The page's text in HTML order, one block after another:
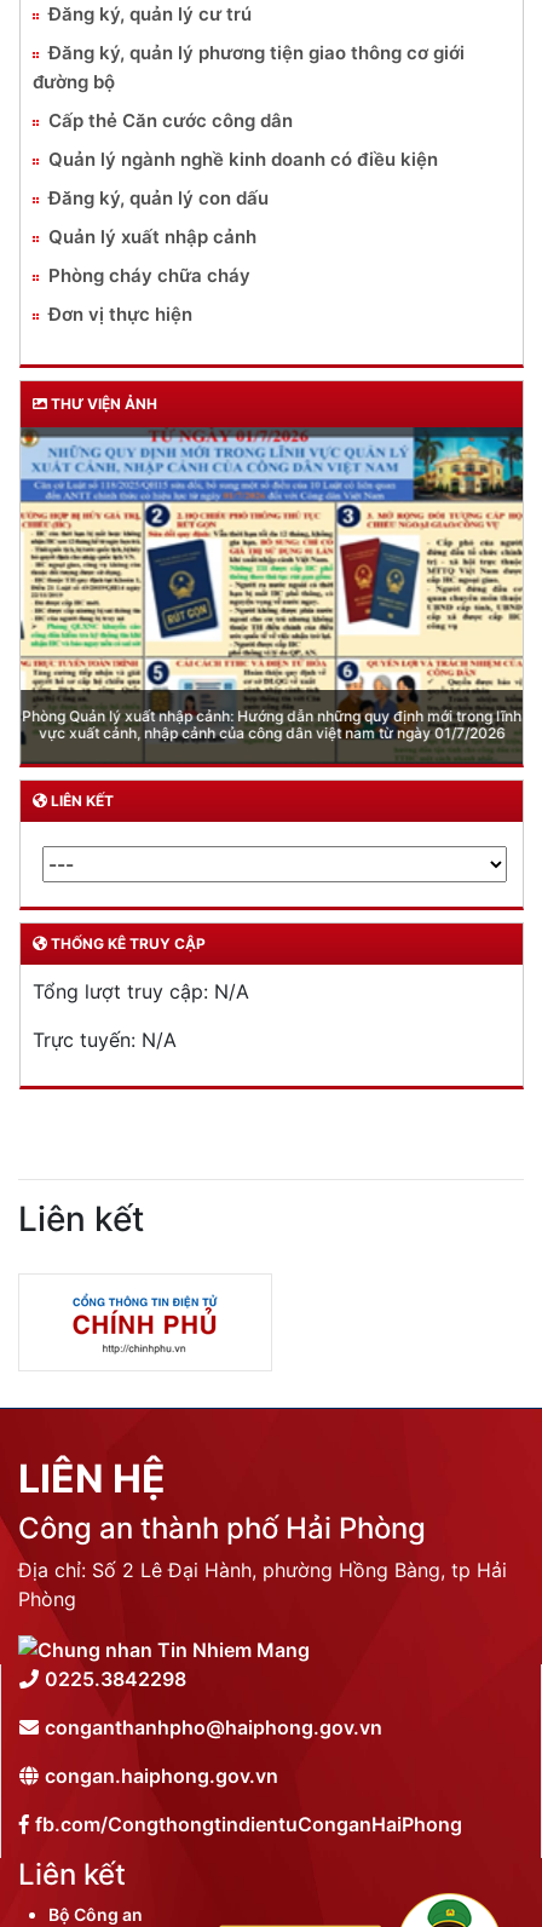
Đăng ký, quản lý cư trú
Đăng ký, quản lý phương tiện giao thông cơ giới
đường bộ
Cấp thẻ Căn cước công dân
Quản lý ngành nghề kinh doanh có điều kiện
Đăng ký, quản lý con dấu
Quản lý xuất nhập cảnh
Phòng cháy chữa cháy
Đơn vị thực hiện
THƯ VIỆN ẢNH
Phòng Quản lý xuất nhập cảnh: Hướng dẫn những quy định mới trong lĩnh
vực xuất cảnh, nhập cảnh của công dân việt nam từ ngày 01/7/2026
LIÊN KẾT
THỐNG KÊ TRUY CẬP
Tổng lượt truy cập: N/A
Trực tuyến: N/A
Liên kết
LIÊN HỆ
Công an thành phố Hải Phòng
Địa chỉ: Số 2 Lê Đại Hành, phường Hồng Bàng, tp Hải
Phòng
0225.3842298
conganthanhpho@haiphong.gov.vn
congan.haiphong.gov.vn
fb.com/CongthongtindientuConganHaiPhong
Liên kết
Bộ Công an